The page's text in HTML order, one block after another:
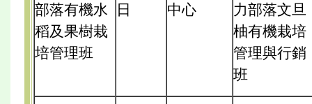
部落有機水
稻及果樹栽
培管理班
日
中心
力部落文旦
柚有機栽培
管理與行銷
班